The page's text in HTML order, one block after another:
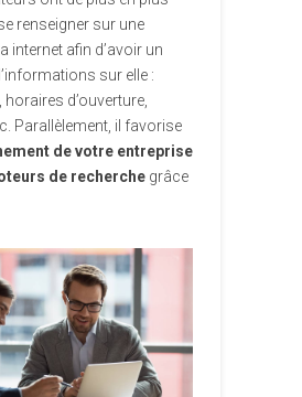
renseigner sur une
internet afin d’avoir un
sur elle :
d’ouverture,
Parallèlement, il favorise
de votre entreprise
de recherche grâce